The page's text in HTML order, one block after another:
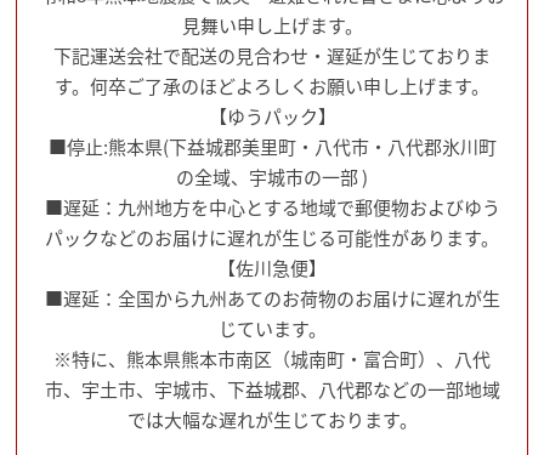
見舞い申し上げます。
下記運送会社で配送の見合わせ・遅延が生じておりま
す。何卒ご了承のほどよろしくお願い申し上げます。
【ゆうパック】
■停止:熊本県(下益城郡美里町・八代市・八代郡氷川町
の全域、宇城市の一部 )
■遅延：九州地方を中心とする地域で郵便物およびゆう
パックなどのお届けに遅れが生じる可能性があります。
【佐川急便】
■遅延：全国から九州あてのお荷物のお届けに遅れが生
じています。
※特に、熊本県熊本市南区（城南町・富合町）、八代
市、宇土市、宇城市、下益城郡、八代郡などの一部地域
では大幅な遅れが生じております。